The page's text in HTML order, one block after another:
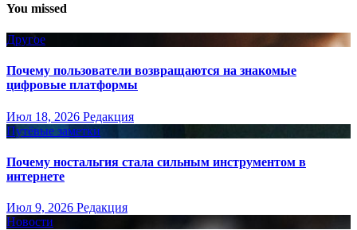
You missed
Другое
Почему пользователи возвращаются на знакомые
цифровые платформы
Июл 18, 2026 Редакция
Путёвые заметки
Почему ностальгия стала сильным инструментом в
интернете
Июл 9, 2026 Редакция
Новости